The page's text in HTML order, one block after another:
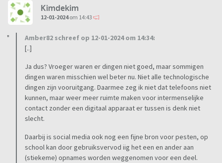
Kimdekim
12-01-2024om 14:43
Amber82 schreef op 12-01-2024 om 14:34:
[..]
Ja dus? Vroeger waren er dingen niet goed, maar sommigen
dingen waren misschien wel beter nu. Niet alle technologische
dingen zijn vooruitgang. Daarmee zeg ik niet dat telefoons niet
kunnen, maar weer meer ruimte maken voor intermenselijke
contact zonder een digitaal apparaat er tussen is denk niet
slecht.
Daarbij is social media ook nog een fijne bron voor pesten, op
school kan door gebruiksvervod iig het een en ander aan
(stiekeme) opnames worden weggenomen voor een deel.